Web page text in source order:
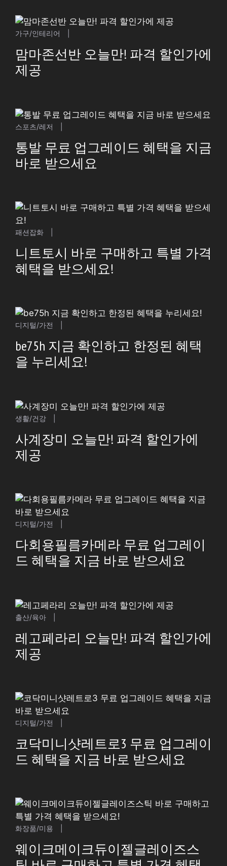
가구/인테리어
맘마존선반 오늘만! 파격 할인가에
제공
스포츠/레저
통발 무료 업그레이드 혜택을 지금
바로 받으세요
패션잡화
니트토시 바로 구매하고 특별 가격
혜택을 받으세요!
디지털/가전
be75h 지금 확인하고 한정된 혜택
을 누리세요!
생활/건강
사계장미 오늘만! 파격 할인가에
제공
디지털/가전
다회용필름카메라 무료 업그레이
드 혜택을 지금 바로 받으세요
출산/육아
레고페라리 오늘만! 파격 할인가에
제공
디지털/가전
코닥미니샷레트로3 무료 업그레이
드 혜택을 지금 바로 받으세요
화장품/미용
웨이크메이크듀이젤글레이즈스